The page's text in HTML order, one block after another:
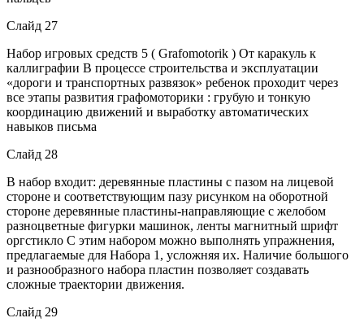
Слайд 27
Набор игровых средств 5 ( Grafomotorik ) От каракуль к
каллиграфии В процессе строительства и эксплуатации
«дороги и транспортных развязок» ребенок проходит через
все этапы развития графомоторики : грубую и тонкую
координацию движений и выработку автоматических
навыков письма
Слайд 28
В набор входит: деревянные пластины с пазом на лицевой
стороне и соответствующим пазу рисунком на оборотной
стороне деревянные пластины-направляющие с желобом
разноцветные фигурки машинок, ленты магнитный шрифт
оргстикло С этим набором можно выполнять упражнения,
предлагаемые для Набора 1, усложняя их. Наличие большого
и разнообразного набора пластин позволяет создавать
сложные траектории движения.
Слайд 29